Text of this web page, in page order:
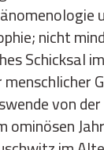
nicht
Schicksal
von
ominösen